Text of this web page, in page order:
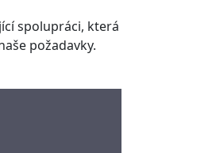
spolupráci, která
požadavky.